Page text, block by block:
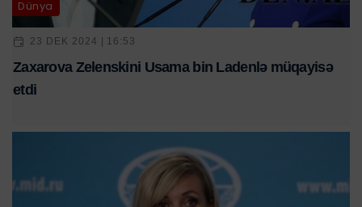
Dünya
23 DEK 2024 | 16:53
Zaxarova Zelenskini Usama bin Ladenlə müqayisə
etdi